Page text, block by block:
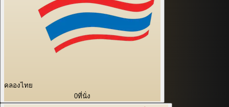
คลองไทย
0ที่นั่ง